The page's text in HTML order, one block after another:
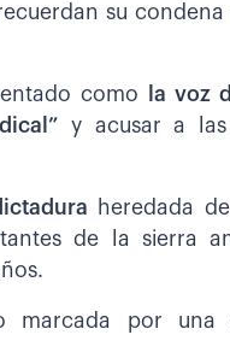
su
como
la voz
y acusar a
heredada
de la sierra
marcada por una